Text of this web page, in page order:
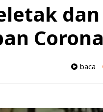
dan
Corona
baca